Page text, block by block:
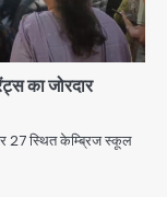
का जोरदार
स्थित केम्ब्रिज स्कूल
बदमाश राजस्थान